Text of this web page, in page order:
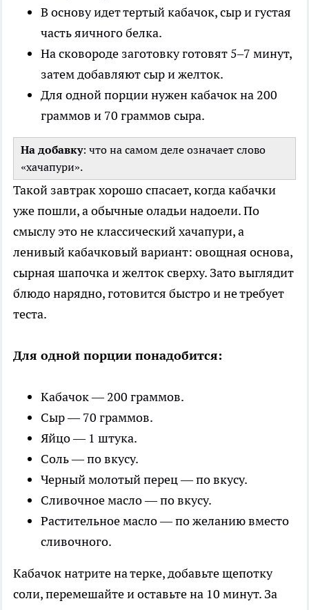
В основу идет тертый кабачок, сыр и густая
часть яичного белка.
На сковороде заготовку готовят 5–7 минут,
затем добавляют сыр и желток.
Для одной порции нужен кабачок на 200
граммов и 70 граммов сыра.
На добавку: что на самом деле означает слово
«хачапури».
Такой завтрак хорошо спасает, когда кабачки
уже пошли, а обычные оладьи надоели. По
смыслу это не классический хачапури, а
ленивый кабачковый вариант: овощная основа,
сырная шапочка и желток сверху. Зато выглядит
блюдо нарядно, готовится быстро и не требует
теста.
Для одной порции понадобится:
Кабачок — 200 граммов.
Сыр — 70 граммов.
Яйцо — 1 штука.
Соль — по вкусу.
Черный молотый перец — по вкусу.
Сливочное масло — по вкусу.
Растительное масло — по желанию вместо
сливочного.
Кабачок натрите на терке, добавьте щепотку
соли, перемешайте и оставьте на 10 минут. За